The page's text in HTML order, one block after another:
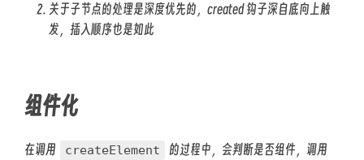
关于子节点的处理是深度优先的，created 钩子深自底向上触
发，插入顺序也是如此
组件化
在调用 createElement 的过程中，会判断是否组件，调用